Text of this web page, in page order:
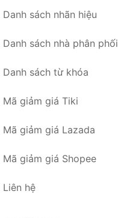
Danh sách nhãn hiệu
Danh sách nhà phân phối
Danh sách từ khóa
Mã giảm giá Tiki
Mã giảm giá Lazada
Mã giảm giá Shopee
Liên hệ